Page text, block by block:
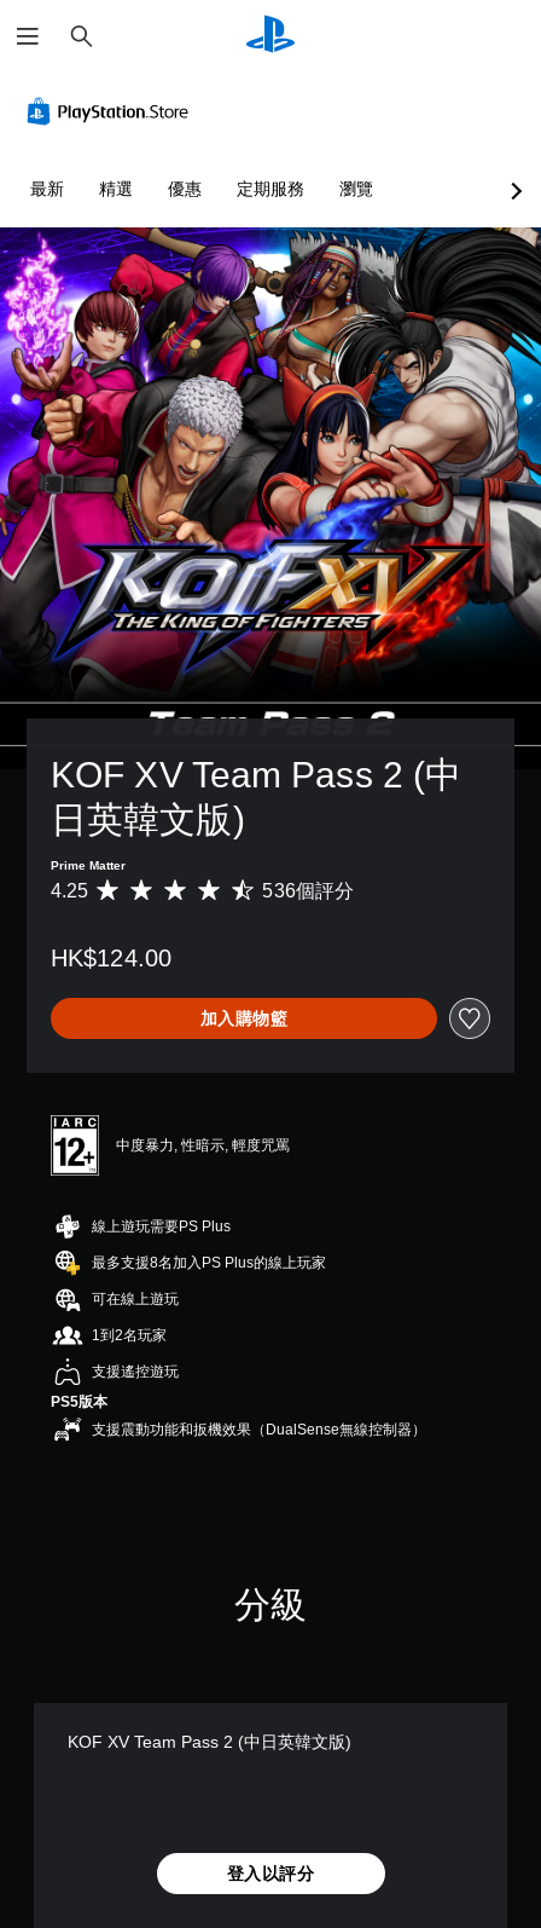
尋
最新 精選 優惠 定期服務 瀏覽
KOF XV Team Pass 2 (中
日英韓文版)
Prime Matter
平
分
4
.
（
分
顆
星
）
，
共
5
3
6
則
評
分
4.25 536個評分
HK$124.00
加入購物籃
中度暴力, 性暗示, 輕度咒罵
線上遊玩需要PS Plus
最多支援8名加入PS Plus的線上玩家
可在線上遊玩
1到2名玩家
支援遙控遊玩
PS5版本
支援震動功能和扳機效果（DualSense無線控制器）
分級
KOF XV Team Pass 2 (中日英韓文版)
登入以評分